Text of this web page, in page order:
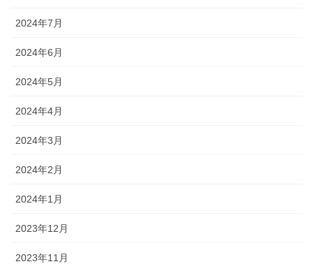
2024年7月
2024年6月
2024年5月
2024年4月
2024年3月
2024年2月
2024年1月
2023年12月
2023年11月